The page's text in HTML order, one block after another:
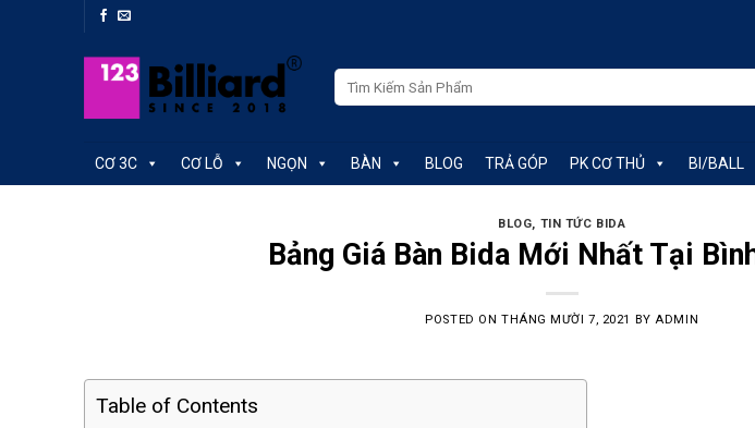
Tìm
kiếm:
CƠ 3C CƠ LỖ NGỌN BÀN BLOG TRẢ GÓP PK CƠ THỦ BI/BALL
BLOG, TIN TỨC BIDA
Bảng Giá Bàn Bida Mới Nhất Tại
POSTED ON THÁNG MƯỜI 7, 2021 BY ADMIN
Table of Contents